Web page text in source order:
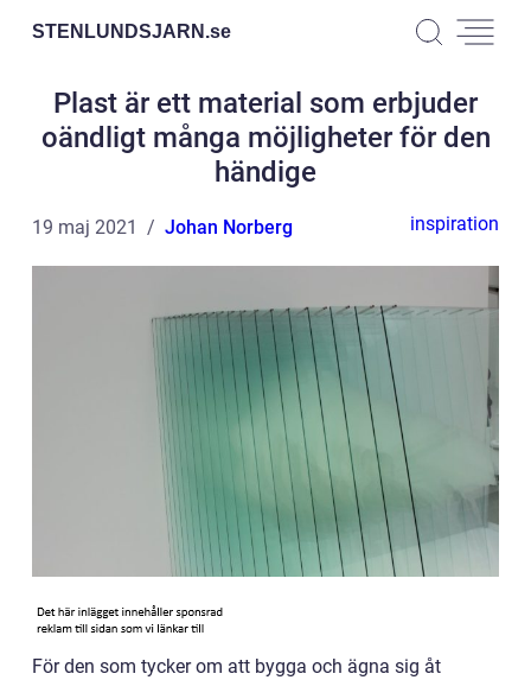
STENLUNDSJARN.se
Plast är ett material som erbjuder
oändligt många möjligheter för den
händige
19 maj 2021 Johan Norberg inspiration
För den som tycker om att bygga och ägna sig åt